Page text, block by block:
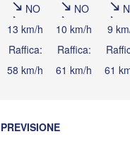
NO
13 km/h
Raffica:
58 km/h
NO
10 km/h
Raffica:
61 km/h
9
61
PREVISIONE